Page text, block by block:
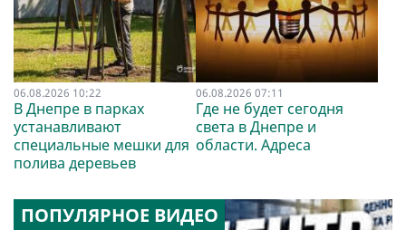
06.08.2026 10:22
В Днепре в парках
устанавливают
специальные мешки для
полива деревьев
06.08.2026 07:11
Где не будет сегодня
света в Днепре и
области. Адреса
ПОПУЛЯРНОЕ ВИДЕО